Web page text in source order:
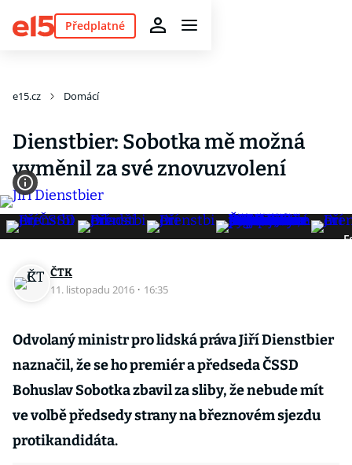
Předplatné
e15.cz Domácí
Dienstbier: Sobotka mě možná
vyměnil za své znovuzvolení
ČTK
11. listopadu 2016 · 16:35
Odvolaný ministr pro lidská práva Jiří Dienstbier
naznačil, že se ho premiér a předseda ČSSD
Bohuslav Sobotka zbavil za sliby, že nebude mít
ve volbě předsedy strany na březnovém sjezdu
protikandidáta.